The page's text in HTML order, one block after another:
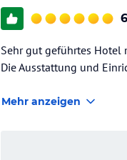
6
Sehr gut geführtes Hotel
Die Ausstattung und
Mehr anzeigen